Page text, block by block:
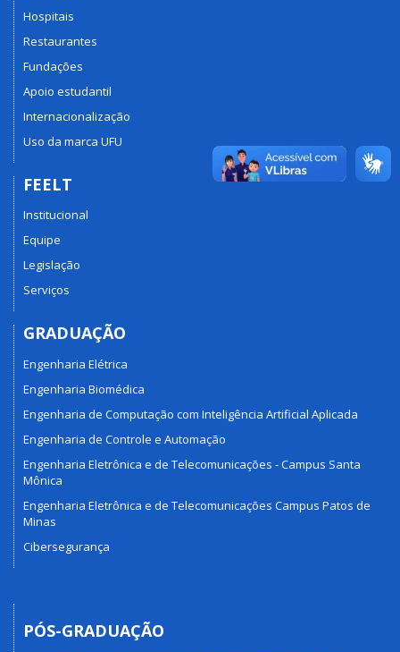
Hospitais
Restaurantes
Fundações
Apoio estudantil
Internacionalização
Uso da marca UFU
FEELT
Institucional
Equipe
Legislação
Serviços
GRADUAÇÃO
Engenharia Elétrica
Engenharia Biomédica
Engenharia de Computação com Inteligência Artificial Aplicada
Engenharia de Controle e Automação
Engenharia Eletrônica e de Telecomunicações - Campus Santa
Mônica
Engenharia Eletrônica e de Telecomunicações Campus Patos de
Minas
Cibersegurança
PÓS-GRADUAÇÃO